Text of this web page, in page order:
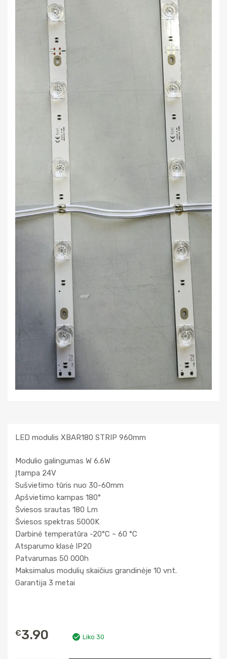
LED modulis XBAR180 STRIP 960mm
Modulio galingumas W 6.6W
Įtampa 24V
Sušvietimo tūris nuo 30-60mm
Apšvietimo kampas 180°
Šviesos srautas 180 Lm
Šviesos spektras 5000K
Darbinė temperatūra -20°C ~ 60 °C
Atsparumo klasė IP20
Patvarumas 50 000h
Maksimalus modulių skaičius grandinėje 10 vnt.
Garantija 3 metai
€3.90 Liko 30